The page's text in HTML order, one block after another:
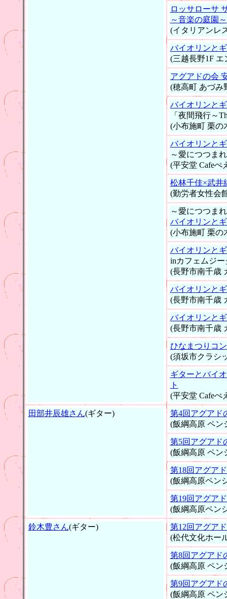
ロッサローサ
～音楽の庭園～
(イタリアンレ
バイオリンと
(三越長野1F
アグアドの会
(穂高町 あづみ
バイオリンと
「夜間飛行～
(小布施町 栗の
バイオリンと
～愛につつま
(平安堂 Cafeぺ
松林千佳×武井
(勤労者女性会
～愛につつま
バイオリンと
(小布施町 栗の
バイオリンと
inカフェムジー
(長野市南千歳
バイオリンと
(長野市南千歳
バイオリンと
(長野市南千歳
ひなまつりコ
(須坂市クラシ
ギターとバイ
ト
(平安堂 Cafeぺ
田部井辰雄さん(ギター)
第4回アグアド
(飯綱高原 ペン
第5回アグアド
(飯綱高原 ペン
第18回アグア
(飯綱高原ペン
第19回アグア
(飯綱高原ペン
鈴木豊さん(ギター)
第12回アグア
(松代文化ホー
第8回アグアド
(飯綱高原 ペン
第9回アグアド
(飯綱高原 ペン